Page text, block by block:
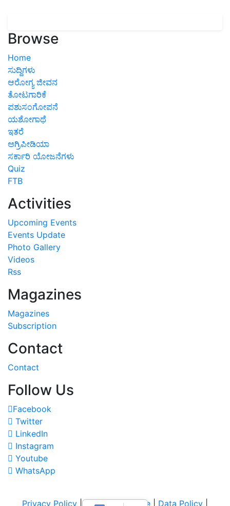
Browse
Home
ಸುದ್ದಿಗಳು
ಆರೋಗ್ಯ ಜೀವನ
ತೋಟಗಾರಿಕೆ
ಪಶುಸಂಗೋಪನೆ
ಯಶೋಗಾಥೆ
ಇತರೆ
ಅಗ್ರಿಪೀಡಿಯಾ
ಸರ್ಕಾರಿ ಯೋಜನೆಗಳು
Quiz
FTB
Activities
Upcoming Events
Events Update
Photo Gallery
Videos
Rss
Magazines
Magazines
Subscription
Contact
Contact
Follow Us
Facebook
Twitter
LinkedIn
Instagram
Youtube
WhatsApp
Privacy Policy |Terms of Service Data Policy